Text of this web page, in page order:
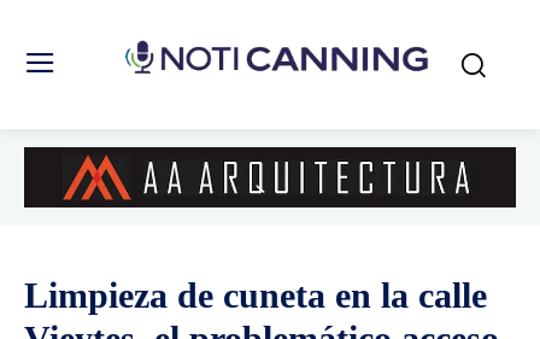
Limpieza de cuneta en la calle